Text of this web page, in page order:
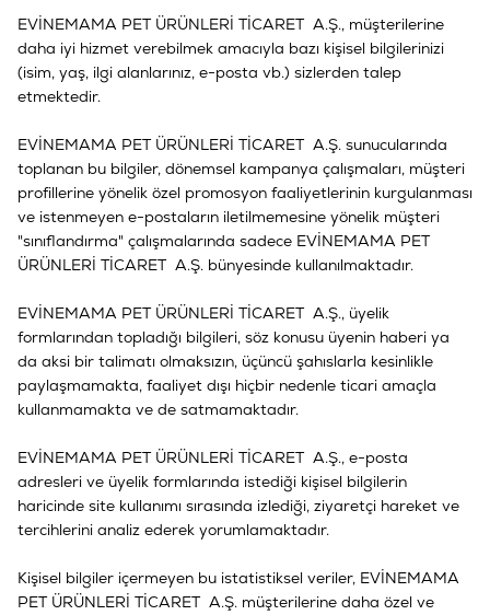
EVİNEMAMA PET ÜRÜNLERİ TİCARET A.Ş., müşterilerine
daha iyi hizmet verebilmek amacıyla bazı kişisel bilgilerinizi
(isim, yaş, ilgi alanlarınız, e-posta vb.) sizlerden talep
etmektedir.
EVİNEMAMA PET ÜRÜNLERİ TİCARET A.Ş. sunucularında
toplanan bu bilgiler, dönemsel kampanya çalışmaları, müşteri
profillerine yönelik özel promosyon faaliyetlerinin kurgulanması
ve istenmeyen e-postaların iletilmemesine yönelik müşteri
"sınıflandırma" çalışmalarında sadece EVİNEMAMA PET
ÜRÜNLERİ TİCARET A.Ş. bünyesinde kullanılmaktadır.
EVİNEMAMA PET ÜRÜNLERİ TİCARET A.Ş., üyelik
formlarından topladığı bilgileri, söz konusu üyenin haberi ya
da aksi bir talimatı olmaksızın, üçüncü şahıslarla kesinlikle
paylaşmamakta, faaliyet dışı hiçbir nedenle ticari amaçla
kullanmamakta ve de satmamaktadır.
EVİNEMAMA PET ÜRÜNLERİ TİCARET A.Ş., e-posta
adresleri ve üyelik formlarında istediği kişisel bilgilerin
haricinde site kullanımı sırasında izlediği, ziyaretçi hareket ve
tercihlerini analiz ederek yorumlamaktadır.
Kişisel bilgiler içermeyen bu istatistiksel veriler, EVİNEMAMA
PET ÜRÜNLERİ TİCARET A.Ş. müşterilerine daha özel ve